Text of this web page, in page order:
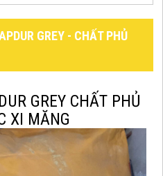
GREY - CHẤT PHỦ
GREY CHẤT PHỦ
XI MĂNG